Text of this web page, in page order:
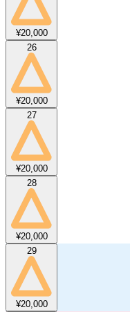
¥20,000
26
¥20,000
27
¥20,000
28
¥20,000
29
¥20,000